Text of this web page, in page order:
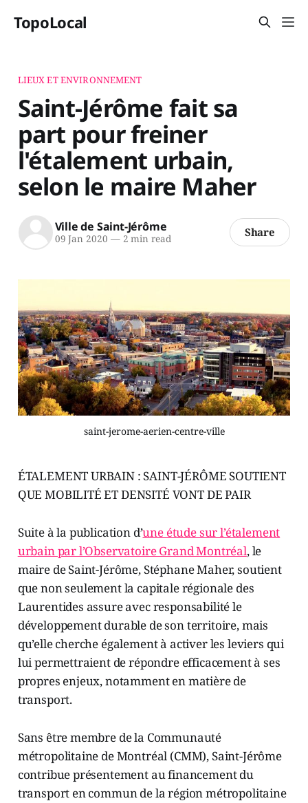
TopoLocal
LIEUX ET ENVIRONNEMENT
Saint-Jérôme fait sa
part pour freiner
l'étalement urbain,
selon le maire Maher
Ville de Saint-Jérôme
09 Jan 2020 —2 min read Share
saint-jerome-aerien-centre-ville
ÉTALEMENT URBAIN : SAINT-JÉRÔME SOUTIENT
QUE MOBILITÉ ET DENSITÉ VONT DE PAIR
Suite à la publication d’une étude sur l’étalement
urbain par l’Observatoire Grand Montréal, le
maire de Saint-Jérôme, Stéphane Maher, soutient
que non seulement la capitale régionale des
Laurentides assure avec responsabilité le
développement durable de son territoire, mais
qu’elle cherche également à activer les leviers qui
lui permettraient de répondre efficacement à ses
propres enjeux, notamment en matière de
transport.
Sans être membre de la Communauté
métropolitaine de Montréal (CMM), Saint-Jérôme
contribue présentement au financement du
transport en commun de la région métropolitaine